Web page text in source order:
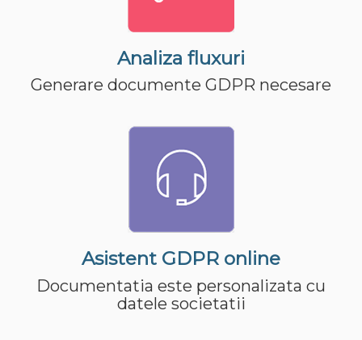
Analiza fluxuri
Generare documente GDPR necesare
Asistent GDPR online
Documentatia este personalizata cu
datele societatii